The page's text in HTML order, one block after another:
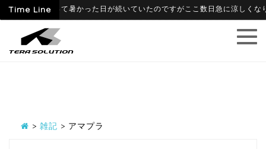
Time Line
09 6月に入って暑かった日が続いていたのですがここ数日急に涼しくなり
> 雑記 > アマプラ